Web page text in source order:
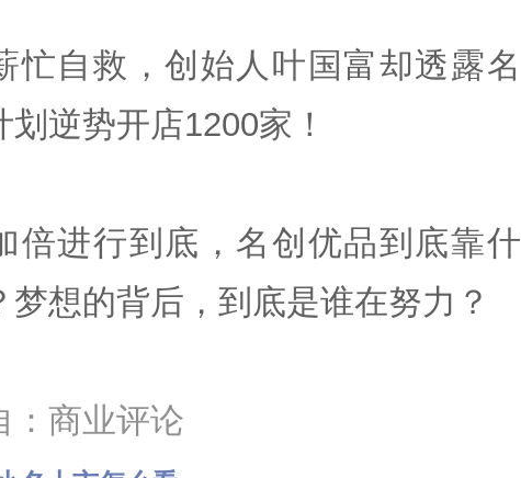
忙自救，创始人叶国富却透露名
逆势开店1200家！
倍进行到底，名创优品到底靠什
梦想的背后，到底是谁在努力？
：商业评论